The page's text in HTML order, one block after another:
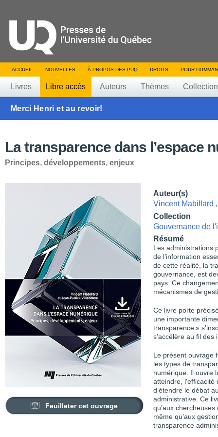
ACCUEIL NOUVELLES À PROPOS DES PUQ DROITS POUR
Livres Libre accès Auteurs Thèmes
Merci Henri et au revoir!
La transparence dans l’espace
Principes, développements, enjeux
Feuilleter cet ouvrage
Auteur(s)
Vincent Mabillard
Collection
Gouvernance de
Résumé
Les administrations
de l’information
de cette réalité, la
gouvernance, est
pays. Ce
mécanismes de
Ce livre porte
une importante
transparence »
s’accélère au fil
Le présent ouvrage
les types de
numérique. Il ouvre
atteindre,
d’étendre le débat
administrative. Ce
qu’aux
même qu’aux
transparence